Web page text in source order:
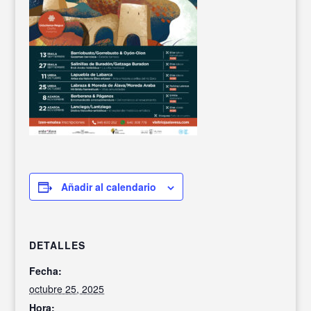
Añadir al calendario
DETALLES
Fecha:
octubre 25, 2025
Hora: